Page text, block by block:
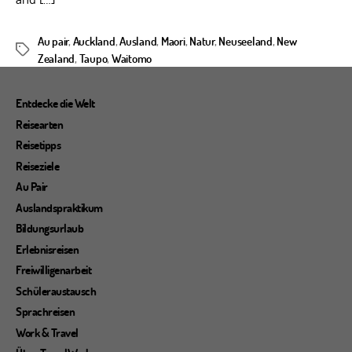
Schlagwörter
Au pair, Auckland,Ausland, Maori, Natur, Neuseeland, New
Zealand, Taupo, Waitomo
Entdecke die Welt
Reisearten
Reisetipps
Reiseziele
Au Pair
Auslandspraktikum
Bildungsurlaub
Erlebnisreisen
Freiwilligenarbeit
Schüleraustausch
Sprachreisen
Work & Travel